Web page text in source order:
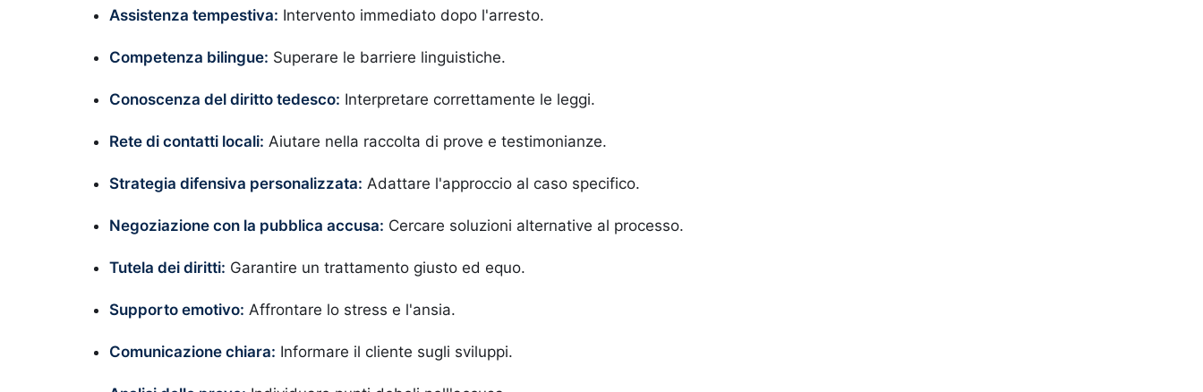
Assistenza tempestiva: Intervento immediato dopo l'arresto.
Competenza bilingue: Superare le barriere linguistiche.
Conoscenza del diritto tedesco: Interpretare correttamente le leggi.
Rete di contatti locali: Aiutare nella raccolta di prove e testimonianze.
Strategia difensiva personalizzata: Adattare l'approccio al caso specifico.
Negoziazione con la pubblica accusa: Cercare soluzioni alternative al processo.
Tutela dei diritti: Garantire un trattamento giusto ed equo.
Supporto emotivo: Affrontare lo stress e l'ansia.
Comunicazione chiara: Informare il cliente sugli sviluppi.